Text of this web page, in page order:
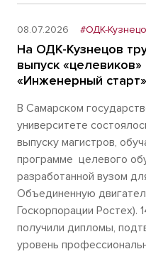
08.07.2026 #ОДК-
На ОДК-Кузнецов
выпуск
«Инженерный старт»
В Самарском
университете
выпуску магистров,
программе целевого
разработанной вузом
Объединенную
Госкорпорации Ростех).
получили дипломы,
уровень